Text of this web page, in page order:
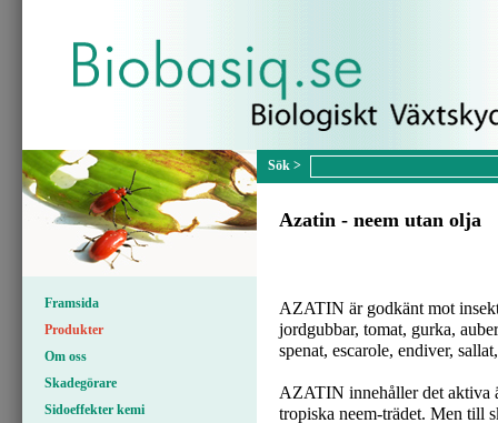
Framsida
Produkter
Om oss
Skadegörare
Sidoeffekter kemi
Azatin - neem utan olja
AZATIN är godkänt mot
jordgubbar, tomat, gurka,
spenat, escarole, endiver,
AZATIN innehåller det aktiva
tropiska neem-trädet. Men till